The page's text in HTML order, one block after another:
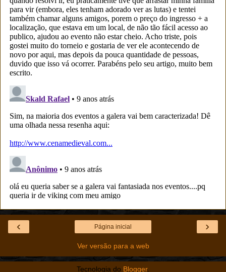
‹ ›
Página inicial
Ver versão para a web
Tecnologia do Blogger.